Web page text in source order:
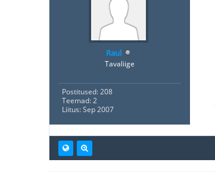
Raul
Tavaliige
Postitused: 208
Teemad: 2
Liitus: Sep 2007